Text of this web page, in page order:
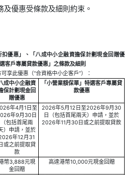
及優惠受條款及細則約束。
扣優惠」、「八成中小企融資擔保計劃現金回贈優
客戶專屬貸款優惠」之條款及細則
享此優惠（“合資格中小企客戶”）：
成中小企融資
保計劃現金回
贈優惠
「小營業額保單」特選客戶專屬貸
款優惠
年4月1日至
年9月30日
（包括首尾兩
）申請，並於
年12月31
或之前提取貸
款
2026年5月12日至2026年9月30
日（包括首尾兩天）申請，並於
2026年11月30日或之前提取貸款
幣3,888元現
金回贈
高達港幣10,000元現金回贈